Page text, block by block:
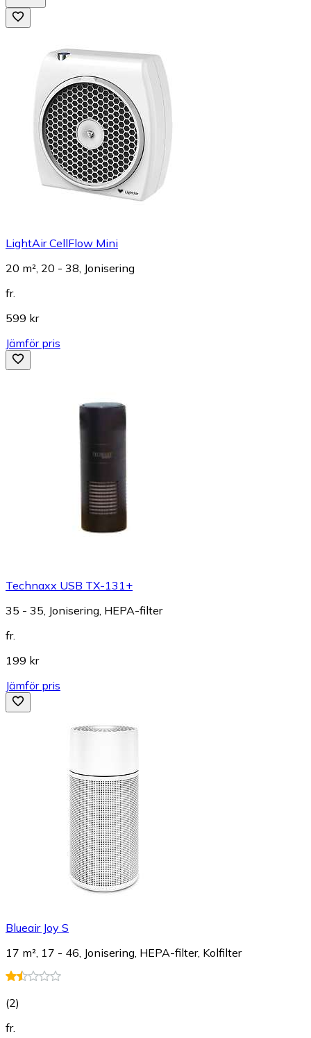
LightAir CellFlow Mini
20 m², 20 - 38, Jonisering
fr.
599 kr
Jämför pris
Technaxx USB TX-131+
35 - 35, Jonisering, HEPA-filter
fr.
199 kr
Jämför pris
Blueair Joy S
17 m², 17 - 46, Jonisering, HEPA-filter, Kolfilter
(2)
fr.